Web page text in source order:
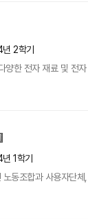
2학기
양한 전자 재료 및 전
1학기
동조합과 사용자단